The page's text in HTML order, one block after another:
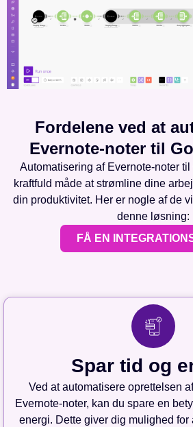
Fordelene ved at
Evernote-noter til
Automatisering af Evernote-noter
kraftfuld måde at strømline dine
din produktivitet. Her er nogle af de
denne løsning:
FÅ EN
Spar tid og
Ved at automatisere oprettelsen
Evernote-noter, kan du spare en
energi. Dette giver dig mulighed for